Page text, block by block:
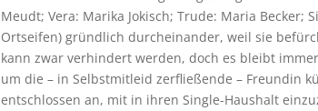
Meudt; Vera: Marika Jokisch; Trude: Maria Becker;
Ortseifen) gründlich durcheinander, weil sie
kann zwar verhindert werden, doch es bleibt
um die – in Selbstmitleid zerfließende – Freundin
entschlossen an, mit in ihren Single-Haushalt